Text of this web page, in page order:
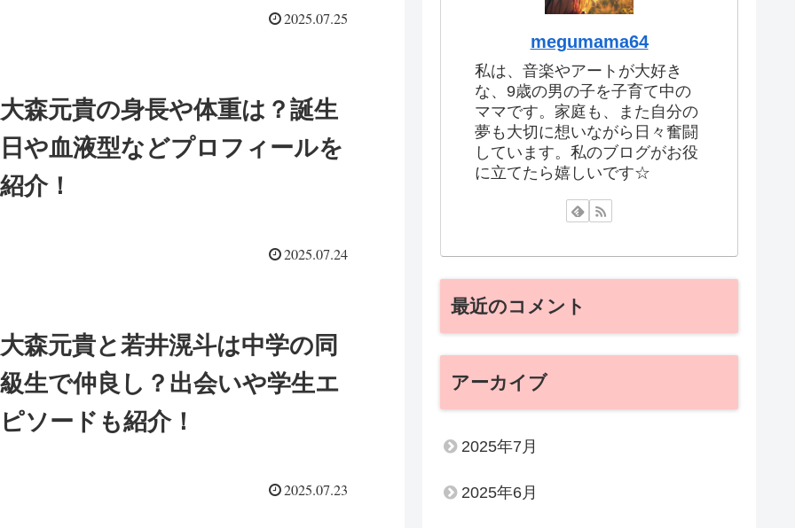
2025.07.25
大森元貴の身長や体重は？誕生
日や血液型などプロフィールを
紹介！
2025.07.24
大森元貴と若井滉斗は中学の同
級生で仲良し？出会いや学生エ
ピソードも紹介！
2025.07.23
megumama64
私は、音楽やアートが大好き
な、9歳の男の子を子育て中の
ママです。家庭も、また自分の
夢も大切に想いながら日々奮闘
しています。私のブログがお役
に立てたら嬉しいです☆
最近のコメント
アーカイブ
2025年7月
2025年6月